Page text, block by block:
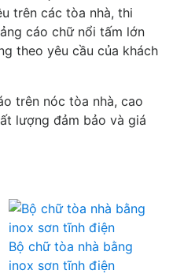
trên các tòa nhà, thi
cáo chữ nổi tấm lớn
theo yêu cầu của khách
trên nóc tòa nhà, cao
lượng đảm bảo và giá
Bộ chữ tòa nhà bằng
inox sơn tĩnh điện